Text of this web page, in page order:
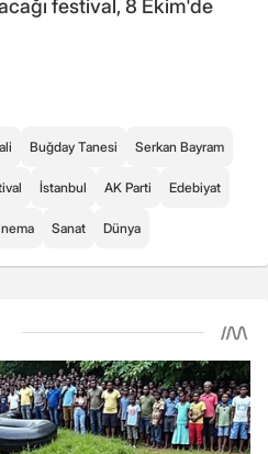
festival, 8 Ekim'de
Buğday Tanesi Serkan Bayram
İstanbul AK Parti Edebiyat
Sanat Dünya